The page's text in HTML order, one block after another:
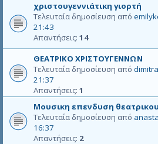
χριστουγεννιάτικη γιορτή
Τελευταία δημοσίευση από
21:43
Απαντήσεις: 14
ΘΕΑΤΡΙΚΟ ΧΡΙΣΤΟΥΓΕΝΝΩΝ
Τελευταία δημοσίευση από
21:37
Απαντήσεις: 1
Μουσικη επενδυση
Τελευταία δημοσίευση από
16:37
Απαντήσεις: 2